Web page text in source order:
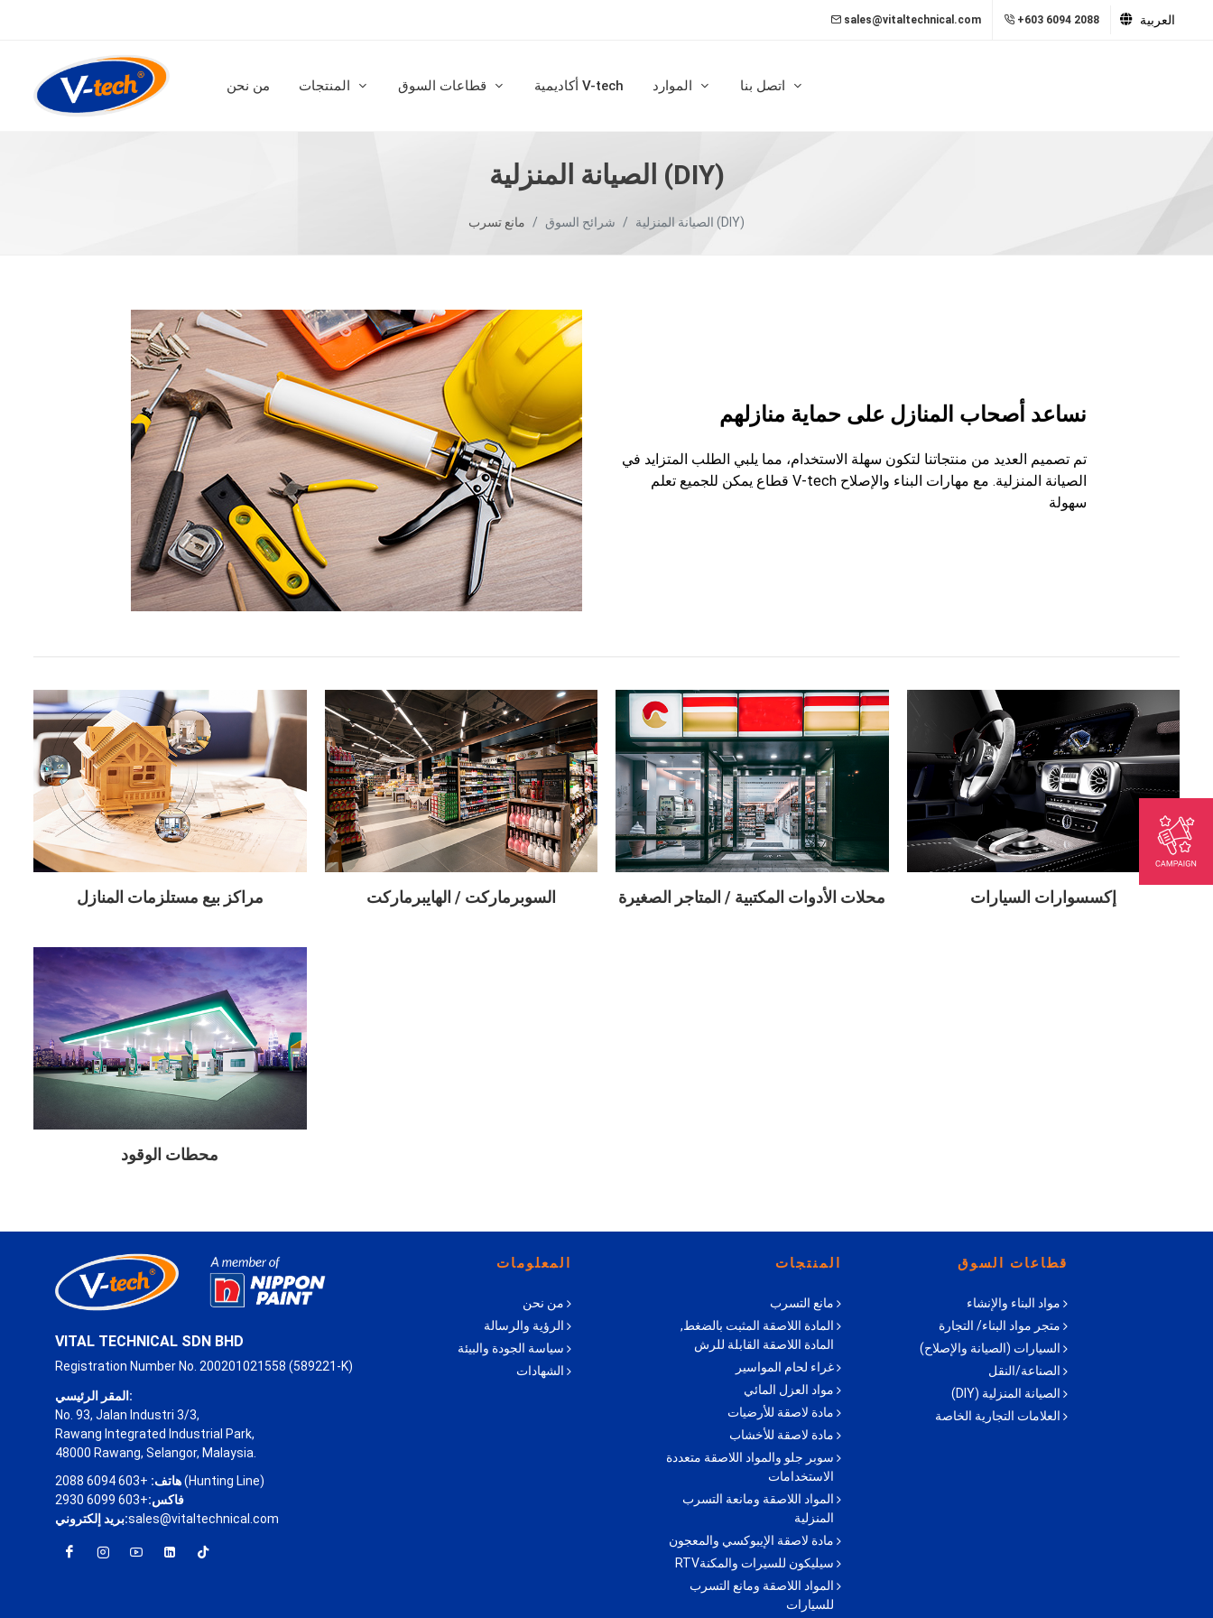
sales@vitaltechnical.com +603 6094 2088 العربية
من نحن المنتجات قطاعات السوق أكاديمية V-tech الموارد اتصل بنا
الصيانة المنزلية (DIY)
مانع تسرب شرائح السوق الصيانة المنزلية (DIY)
نساعد أصحاب المنازل على حماية منازلهم
تم تصميم العديد من منتجاتنا لتكون سهلة الاستخدام، مما يلبي الطلب المتزايد في
قطاع يمكن للجميع تعلم V-tech الصيانة المنزلية. مع مهارات البناء والإصلاح
سهولة
مراكز بيع مستلزمات المنازل السوبرماركت / الهايبرماركت محلات الأدوات المكتبية / المتاجر الصغيرة إكسسوارات السيارات
محطات الوقود
VITAL TECHNICAL SDN BHD
Registration Number No. 200201021558 (589221-K)
المقر الرئيسي:
No. 93, Jalan Industri 3/3,
Rawang Integrated Industrial Park,
48000 Rawang, Selangor, Malaysia.
هاتف:+603 6094 2088 (Hunting Line)
فاكس:+603 6099 2930
بريد إلكتروني:sales@vitaltechnical.com
المعلومات
من نحن
الرؤية والرسالة
سياسة الجودة والبيئة
الشهادات
المنتجات
مانع التسرب
المادة اللاصقة المثبت بالضغط,
المادة اللاصقة القابلة للرش
غراء لحام المواسير
مواد العزل المائي
مادة لاصقة للأرضيات
مادة لاصقة للأخشاب
سوبر جلو والمواد اللاصقة متعددة
الاستخدامات
المواد اللاصقة ومانعة التسرب
المنزلية
مادة لاصقة الإيبوكسي والمعجون
سيليكون للسيرات والمكنةRTV
المواد اللاصقة ومانع التسرب
للسيارات
قطاعات السوق
مواد البناء والإنشاء
متجر مواد البناء/ التجارة
السيارات (الصيانة والإصلاح)
الصناعة/النقل
الصيانة المنزلية (DIY)
العلامات التجارية الخاصة